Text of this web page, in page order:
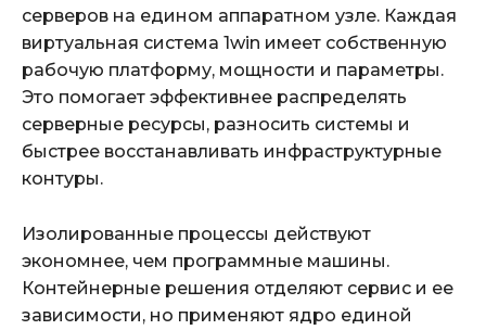
серверов на едином аппаратном узле. Каждая
виртуальная система 1win имеет собственную
рабочую платформу, мощности и параметры.
Это помогает эффективнее распределять
серверные ресурсы, разносить системы и
быстрее восстанавливать инфраструктурные
контуры.
Изолированные процессы действуют
экономнее, чем программные машины.
Контейнерные решения отделяют сервис и ее
зависимости, но применяют ядро единой